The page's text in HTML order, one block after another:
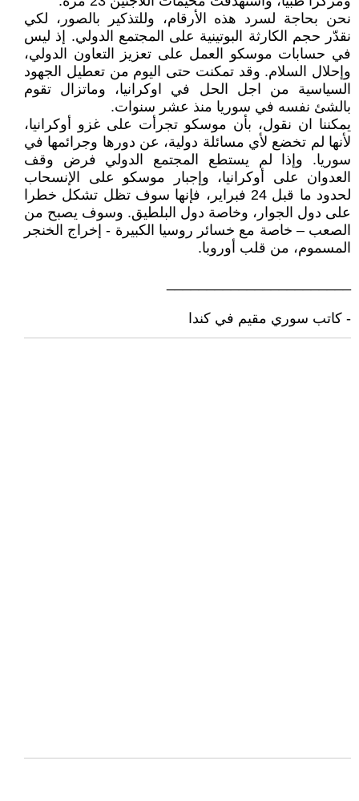
نحن بحاجة لسرد هذه الأرقام، وللتذكير بالصور، لكي
نقدّر حجم الكارثة البوتينية على المجتمع الدولي. إذ ليس
في حسابات موسكو العمل على تعزيز التعاون الدولي،
وإحلال السلام. وقد تمكنت حتى اليوم من تعطيل الجهود
السياسية من اجل الحل في اوكرانيا، وماتزال تقوم
بالشئ نفسه في سوريا منذ عشر سنوات.
يمكننا ان نقول، بأن موسكو تجرأت على غزو أوكرانيا،
لأنها لم تخضع لأي مسائلة دولية، عن دورها وجرائمها في
سوريا. وإذا لم يستطع المجتمع الدولي فرض وقف
العدوان على أوكرانيا، وإجبار موسكو على الإنسحاب
لحدود ما قبل 24 فبراير، فإنها سوف تظل تشكل خطرا
على دول الجوار، وخاصة دول البلطيق. وسوف يصبح من
الصعب – خاصة مع خسائر روسيا الكبيرة - إخراج الخنجر
المسموم، من قلب أوروبا.
- كاتب سوري مقيم في كندا